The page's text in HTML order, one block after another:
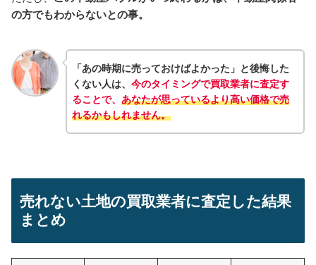
の方でもわからないとの事。
「あの時期に売っておけばよかった」と後悔した
くない人は、 今のタイミングで買取業者に査定す
ることで、 あなたが思っているより高い価格で売
れるかもしれません。
売れない土地の買取業者に査定した結果
まとめ